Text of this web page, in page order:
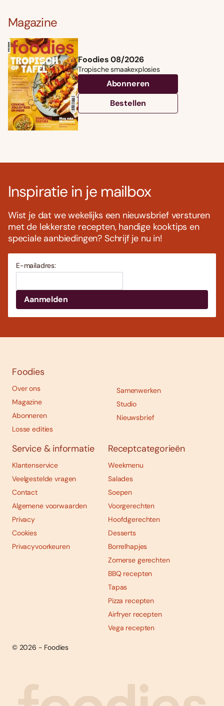
Abonneren
Magazine
Foodies 08/2026
Tropische smaakexplosies
Abonneren
Bestellen
Inspiratie in je mailbox
Wist je dat we wekelijks een nieuwsbrief versturen
met de lekkerste recepten, handige kooktips en
speciale aanbiedingen? Schrijf je nu in!
E-mailadres:
Foodies
Over ons
Magazine
Abonneren
Losse edities
Samenwerken
Studio
Nieuwsbrief
Service & informatie
Klantenservice
Veelgestelde vragen
Contact
Algemene voorwaarden
Privacy
Cookies
Privacyvoorkeuren
Receptcategorieën
Weekmenu
Salades
Soepen
Voorgerechten
Hoofdgerechten
Desserts
Borrelhapjes
Zomerse gerechten
BBQ recepten
Tapas
Pizza recepten
Airfryer recepten
Vega recepten
© 2026 - Foodies